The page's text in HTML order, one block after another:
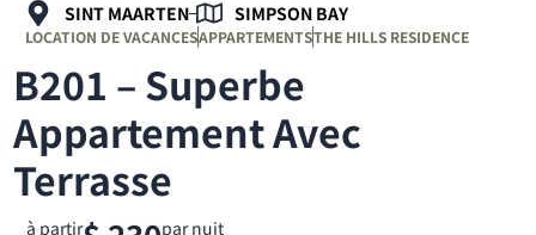
à partir par nuit
B201 – Superbe
Appartement Avec
Terrasse
SINT MAARTEN SIMPSON BAY
LOCATION DE VACANCESAPPARTEMENTSTHE HILLS RESIDENCE